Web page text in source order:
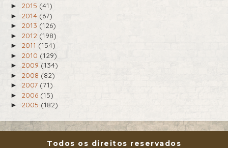
► 2015 (41)
► 2014 (67)
► 2013 (126)
► 2012 (198)
► 2011 (154)
► 2010 (129)
► 2009 (134)
► 2008 (82)
► 2007 (71)
► 2006 (15)
► 2005 (182)
Todos os direitos reservados